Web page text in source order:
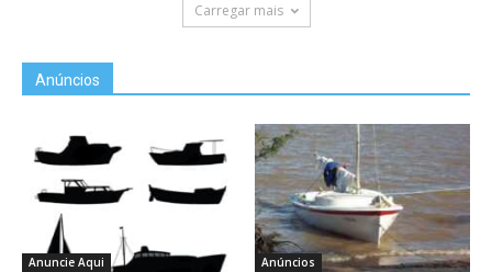
Carregar mais
Anúncios
Anuncie Aqui Anúncios